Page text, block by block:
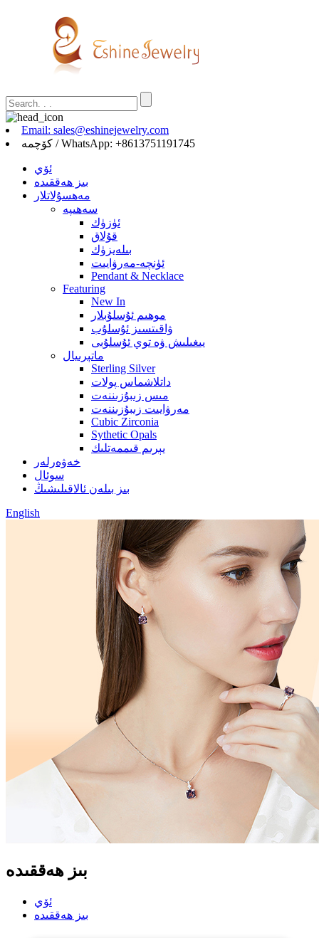
Email: sales@eshinejewelry.com
كۆچمە / WhatsApp: +8613751191745
ئۆي
بىز ھەققىدە
مەھسۇلاتلار
سەھىپە
ئۈزۈك
قۇلاق
بىلەيزۈك
ئۈنچە-مەرۋايىت
Pendant & Necklace
Featuring
New In
موھىم ئۇسلۇبلار
ۋاقىتسىز ئۇسلۇب
يىغىلىش ۋە توي ئۇسلۇبى
ماتېرىيال
Sterling Silver
داتلاشماس پولات
مىس زىبۇزىننەت
مەرۋايىت زىبۇزىننەت
Cubic Zirconia
Sythetic Opals
يېرىم قىممەتلىك
خەۋەرلەر
سوئال
بىز بىلەن ئالاقىلىشىڭ
English
بىز ھەققىدە
ئۆي
بىز ھەققىدە